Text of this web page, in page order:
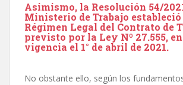
Asimismo, la Resolución 54/
Ministerio de Trabajo estableció
Régimen Legal del Contrato de
previsto por la Ley Nº 27.555,
vigencia el 1° de abril de 2021.
No obstante ello, según los